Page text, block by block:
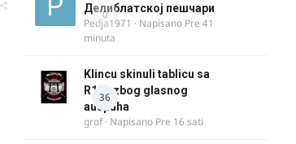
0
Делиблатској пешчари
Pedja1971 · Napisano Pre 41
minuta
36
Klincu skinuli tablicu sa
R125 zbog glasnog
auspuha
grof· Napisano Pre 16 sati